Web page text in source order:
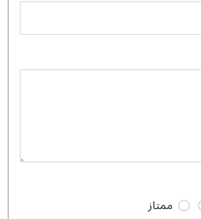
ممتاز